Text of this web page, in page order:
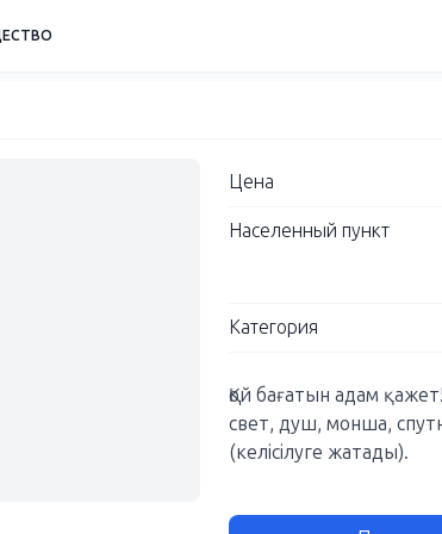
Цена
Населенный пункт
Категория
Қой бағатын адам
свет, душ, монша,
(келісілуге жатады).